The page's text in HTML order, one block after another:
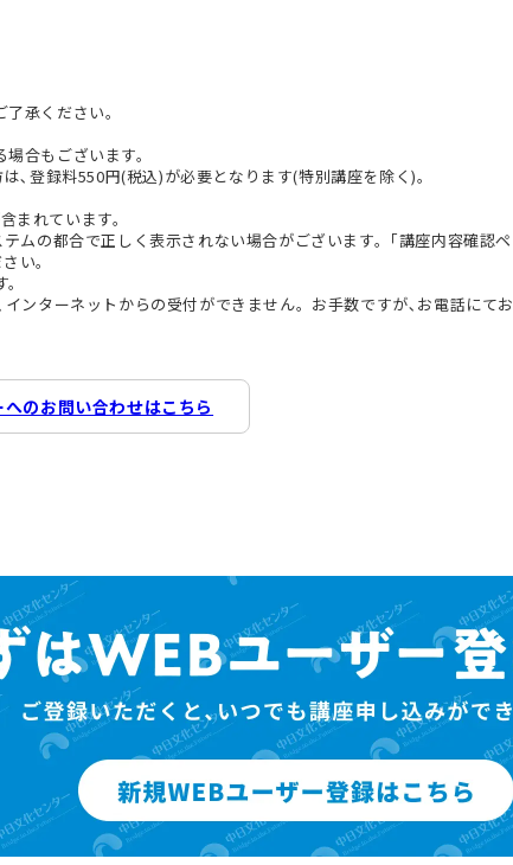
承ください。
合もございます。
､登録料550円(税込)が必要となります(特別講座を除く)。
まれています。
ムの都合で正しく表示されない場合がございます。｢講座内容確認ペ
い。
ンターネットからの受付ができません。お手数ですが､お電話にてお
のお問い合わせはこちら